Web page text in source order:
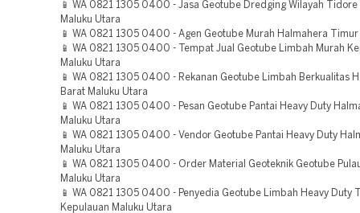
📱 WA 0821 1305 0400 - Jasa Geotube Dredging Wilayah Tidore
Maluku Utara
📱 WA 0821 1305 0400 - Agen Geotube Murah Halmahera
📱 WA 0821 1305 0400 - Tempat Jual Geotube Limbah Murah
Maluku Utara
📱 WA 0821 1305 0400 - Rekanan Geotube Limbah Berkualitas
Barat Maluku Utara
📱 WA 0821 1305 0400 - Pesan Geotube Pantai Heavy Duty
Maluku Utara
📱 WA 0821 1305 0400 - Vendor Geotube Pantai Heavy Duty
Maluku Utara
📱 WA 0821 1305 0400 - Order Material Geoteknik Geotube
Maluku Utara
📱 WA 0821 1305 0400 - Penyedia Geotube Limbah Heavy Duty
Kepulauan Maluku Utara